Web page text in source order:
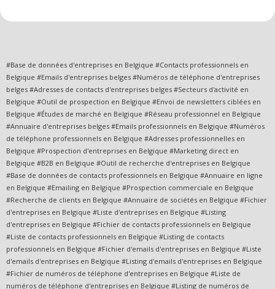
#Base de données d'entreprises en Belgique #Contacts professionnels en
Belgique #Emails d'entreprises belges #Numéros de téléphone d'entreprises
belges #Adresses de contacts d'entreprises belges #Secteurs d'activité en
Belgique #Outil de prospection en Belgique #Envoi de newsletters ciblées en
Belgique #Études de marché en Belgique #Réseau professionnel en Belgique
#Annuaire d'entreprises belges #Emails professionnels en Belgique #Numéros
de téléphone professionnels en Belgique #Adresses professionnelles en
Belgique #Prospection d'entreprises en Belgique #Marketing direct en
Belgique #B2B en Belgique #Outil de recherche d'entreprises en Belgique
#Base de données de contacts professionnels en Belgique #Annuaire en ligne
en Belgique #Emailing en Belgique #Prospection commerciale en Belgique
#Recherche de clients en Belgique #Annuaire de sociétés en Belgique #Fichier
d'entreprises en Belgique #Liste d'entreprises en Belgique #Listing
d'entreprises en Belgique #Fichier de contacts professionnels en Belgique
#Liste de contacts professionnels en Belgique #Listing de contacts
professionnels en Belgique #Fichier d'emails d'entreprises en Belgique #Liste
d'emails d'entreprises en Belgique #Listing d'emails d'entreprises en Belgique
#Fichier de numéros de téléphone d'entreprises en Belgique #Liste de
numéros de téléphone d'entreprises en Belgique #Listing de numéros de